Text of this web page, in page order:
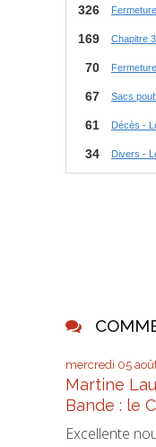
mercredi 05
Martine
Bande : le
Excellente